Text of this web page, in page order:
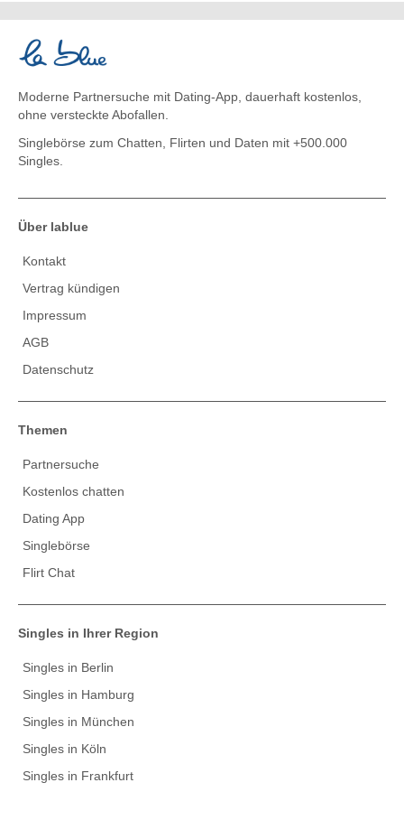
Moderne Partnersuche mit Dating-App, dauerhaft kostenlos,
ohne versteckte Abofallen.
Singlebörse zum Chatten, Flirten und Daten mit +500.000
Singles.
Über lablue
Kontakt
Vertrag kündigen
Impressum
AGB
Datenschutz
Themen
Partnersuche
Kostenlos chatten
Dating App
Singlebörse
Flirt Chat
Singles in Ihrer Region
Singles in Berlin
Singles in Hamburg
Singles in München
Singles in Köln
Singles in Frankfurt